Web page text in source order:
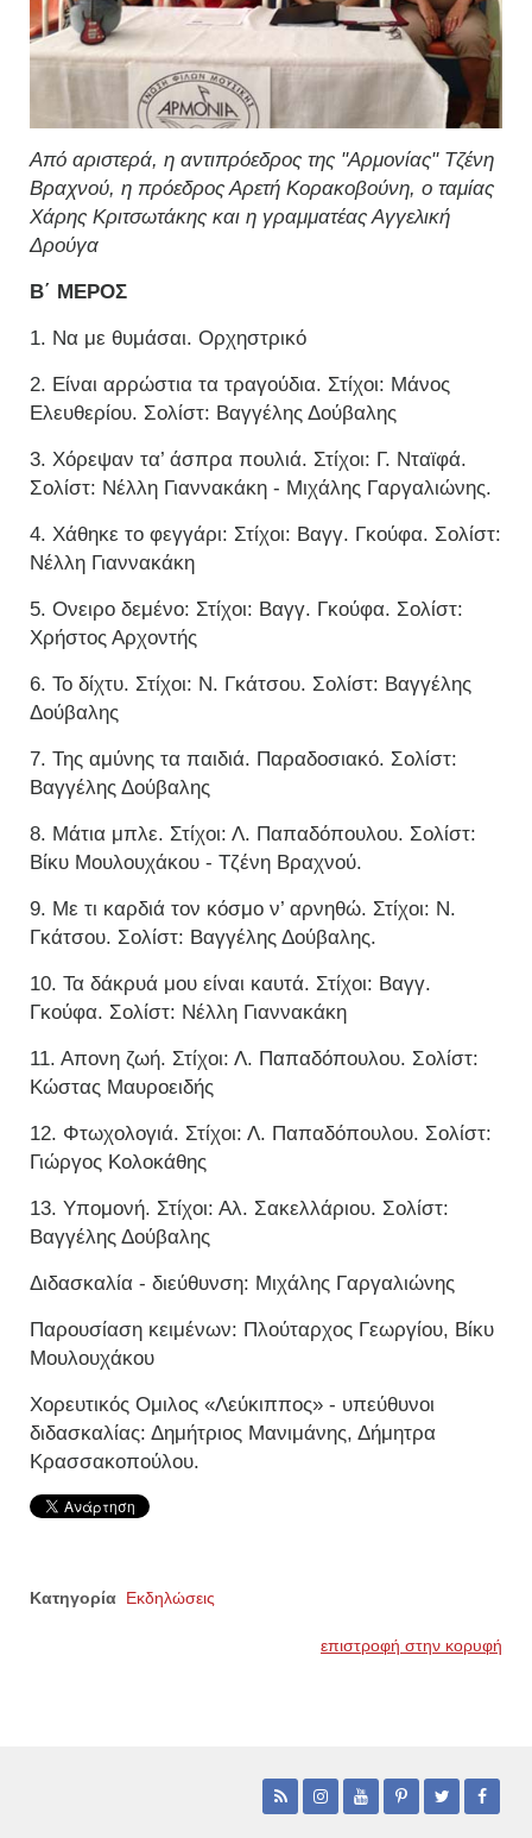
Από αριστερά, η αντιπρόεδρος της "Αρμονίας" Τζένη
Βραχνού, η πρόεδρος Αρετή Κορακοβούνη, ο ταμίας
Χάρης Κριτσωτάκης και η γραμματέας Αγγελική
Δρούγα
Β΄ ΜΕΡΟΣ
1. Να με θυμάσαι. Ορχηστρικό
2. Είναι αρρώστια τα τραγούδια. Στίχοι: Μάνος
Ελευθερίου. Σολίστ: Βαγγέλης Δούβαλης
3. Χόρεψαν τα’ άσπρα πουλιά. Στίχοι: Γ. Νταϊφά.
Σολίστ: Νέλλη Γιαννακάκη - Μιχάλης Γαργαλιώνης.
4. Χάθηκε το φεγγάρι: Στίχοι: Βαγγ. Γκούφα. Σολίστ:
Νέλλη Γιαννακάκη
5. Ονειρο δεμένο: Στίχοι: Βαγγ. Γκούφα. Σολίστ:
Χρήστος Αρχοντής
6. Το δίχτυ. Στίχοι: Ν. Γκάτσου. Σολίστ: Βαγγέλης
Δούβαλης
7. Της αμύνης τα παιδιά. Παραδοσιακό. Σολίστ:
Βαγγέλης Δούβαλης
8. Μάτια μπλε. Στίχοι: Λ. Παπαδόπουλου. Σολίστ:
Βίκυ Μουλουχάκου - Τζένη Βραχνού.
9. Με τι καρδιά τον κόσμο ν’ αρνηθώ. Στίχοι: Ν.
Γκάτσου. Σολίστ: Βαγγέλης Δούβαλης.
10. Τα δάκρυά μου είναι καυτά. Στίχοι: Βαγγ.
Γκούφα. Σολίστ: Νέλλη Γιαννακάκη
11. Απονη ζωή. Στίχοι: Λ. Παπαδόπουλου. Σολίστ:
Κώστας Μαυροειδής
12. Φτωχολογιά. Στίχοι: Λ. Παπαδόπουλου. Σολίστ:
Γιώργος Κολοκάθης
13. Υπομονή. Στίχοι: Αλ. Σακελλάριου. Σολίστ:
Βαγγέλης Δούβαλης
Διδασκαλία - διεύθυνση: Μιχάλης Γαργαλιώνης
Παρουσίαση κειμένων: Πλούταρχος Γεωργίου, Βίκυ
Μουλουχάκου
Χορευτικός Ομιλος «Λεύκιππος» - υπεύθυνοι
διδασκαλίας: Δημήτριος Μανιμάνης, Δήμητρα
Κρασσακοπούλου.
Κατηγορία Εκδηλώσεις
επιστροφή στην κορυφή